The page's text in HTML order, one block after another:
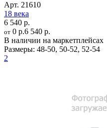
Арт. 21610
18 века
6 540 р.
от 0 р.6 540 р.
В наличии на маркетплейсах
Размеры: 48-50, 50-52, 52-54
2